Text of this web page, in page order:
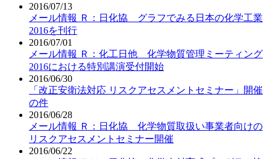
2016/07/13
メール情報 Ｒ：日化協 グラフでみる日本の化学工業
2016を刊行
2016/07/01
メール情報 Ｒ：化工日他 化学物質管理ミーティング
2016における特別講演受付開始
2016/06/30
「改正安衛法対応 リスクアセスメントセミナー」開催
の件
2016/06/28
メール情報 Ｒ：日化協 化学物質取扱い事業者向けの
リスクアセスメントセミナー開催
2016/06/22